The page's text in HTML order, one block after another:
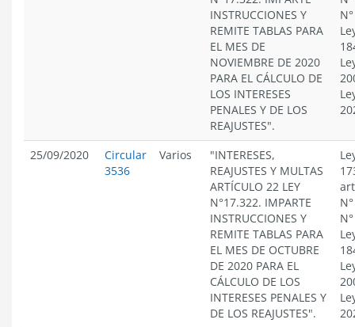
INSTRUCCIONES Y
REMITE TABLAS PARA
EL MES DE
NOVIEMBRE DE 2020
PARA EL CÁLCULO DE
LOS INTERESES
PENALES Y DE LOS
REAJUSTES".
25/09/2020
Circular
3536
Varios
"INTERESES,
REAJUSTES Y MULTAS
ARTÍCULO 22 LEY
N°17.322. IMPARTE
INSTRUCCIONES Y
REMITE TABLAS PARA
EL MES DE OCTUBRE
DE 2020 PARA EL
CÁLCULO DE LOS
INTERESES PENALES Y
DE LOS REAJUSTES".